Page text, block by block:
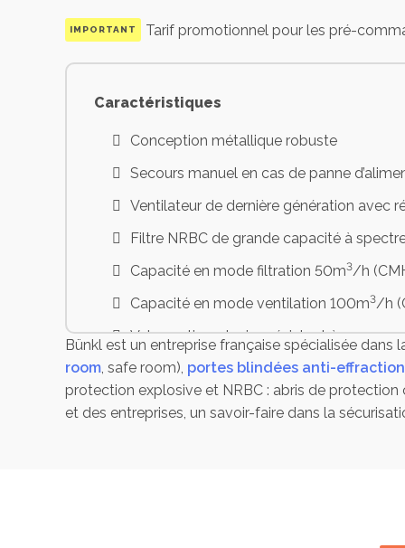
IMPORTANT Tarif promotionnel pour les pré-
Caractéristiques
Conception métallique robuste
Secours manuel en cas de panne
Ventilateur de dernière génération avec
Filtre NRBC de grande capacité à
Capacité en mode filtration 50m3/h
Capacité en mode ventilation 100m3/h
Valve anti-explosion résistant à une
Comprend
1 x combi pré-filtre et valve anti-
Conduit avec papillon de réglage de
Flexible à raccord rapide hautement
Bünkl est un entreprise française spécialisée
room, safe room), portes blindées anti-
protection explosive et NRBC : abris de protection
et des entreprises, un savoir-faire dans la